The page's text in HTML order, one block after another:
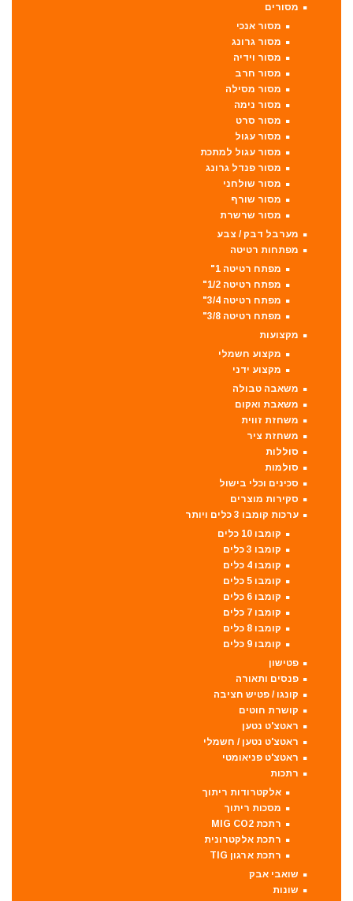
מסורים
מסור אנכי
מסור גרונג
מסור וידיה
מסור חרב
מסור מסילה
מסור נימה
מסור סרט
מסור עגול
מסור עגול למתכת
מסור פנדל גרונג
מסור שולחני
מסור שורף
מסור שרשרת
מערבל דבק / צבע
מפתחות רטיטה
מפתח רטיטה 1"
מפתח רטיטה 1/2"
מפתח רטיטה 3/4"
מפתח רטיטה 3/8"
מקצועות
מקצוע חשמלי
מקצוע ידני
משאבה טבולה
משאבת ואקום
משחזת זווית
משחזת ציר
סוללות
סולמות
סכינים וכלי בישול
סקירות מוצרים
ערכות קומבו 3 כלים ויותר
קומבו 10 כלים
קומבו 3 כלים
קומבו 4 כלים
קומבו 5 כלים
קומבו 6 כלים
קומבו 7 כלים
קומבו 8 כלים
קומבו 9 כלים
פטישון
פנסים ותאורה
קונגו / פטיש חציבה
קושרת חוטים
ראטצ'ט נטען
ראטצ'ט נטען / חשמלי
ראטצ'ט פניאומטי
רתכות
אלקטרודות ריתוך
מסכות ריתוך
רתכת MIG CO2
רתכת אלקטרונית
רתכת ארגון TIG
שואבי אבק
שונות